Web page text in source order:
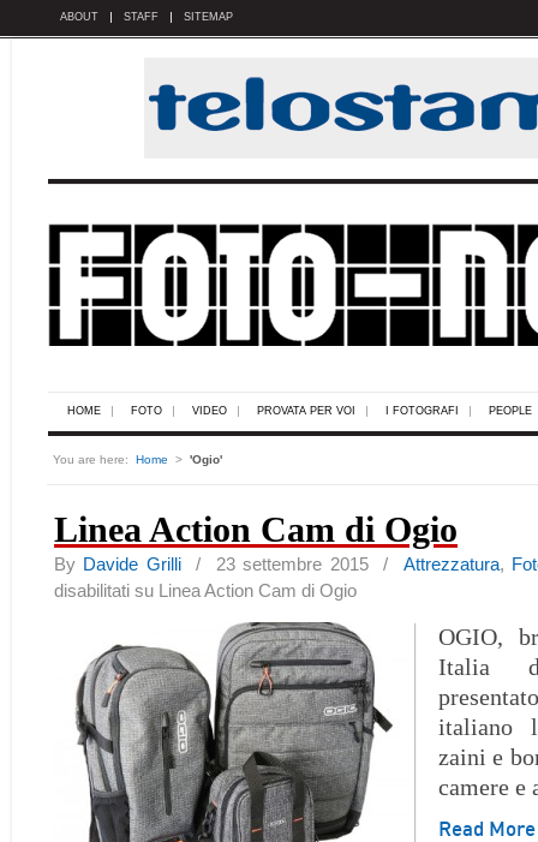
ABOUT STAFF SITEMAP
HOME FOTO VIDEO PROVATA PER VOI I FOTOGRAFI PEOPLE
You are here: Home > 'Ogio'
Linea Action Cam di Ogio
By Davide Grilli/ 23 settembre 2015 /Attrezzatura,
disabilitati su Linea Action Cam di Ogio
OGIO,
Italia
italiano
zaini e
camere e
Read